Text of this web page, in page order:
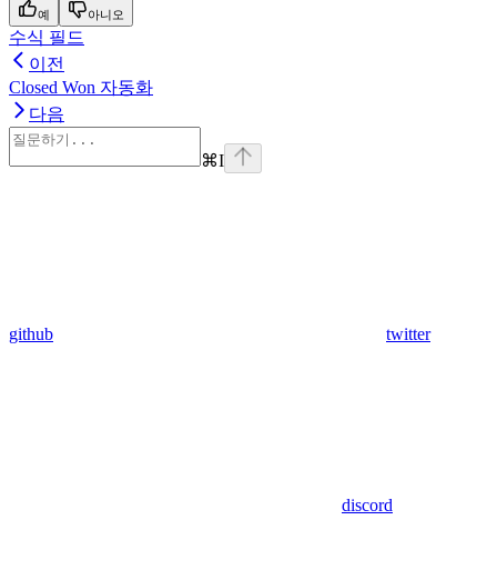
예 아니오
수식 필드
이전
Closed Won 자동화
다음
⌘I
github twitter
discord